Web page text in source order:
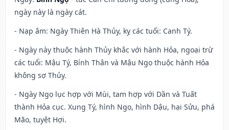
ngày này là ngày cát.
- Nạp âm: Ngày Thiên Hà Thủy, kỵ các tuổi: Canh Tý.
- Ngày này thuộc hành Thủy khắc với hành Hỏa, ngoại trừ
các tuổi: Mậu Tý, Bính Thân và Mậu Ngọ thuộc hành Hỏa
không sợ Thủy.
- Ngày Ngọ lục hợp với Mùi, tam hợp với Dần và Tuất
thành Hỏa cục. Xung Tý, hình Ngọ, hình Dậu, hại Sửu, phá
Mão, tuyệt Hợi.